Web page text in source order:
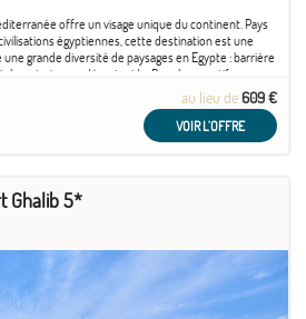
offre un visage unique du continent. Pays
égyptiennes, cette destination est une
grande diversité de paysages en Egypte : barrière
luxuriantes ou désert aride. Pour les sportifs,
au lieu de609 €
VOIR L'OFFRE
Ghalib 5*